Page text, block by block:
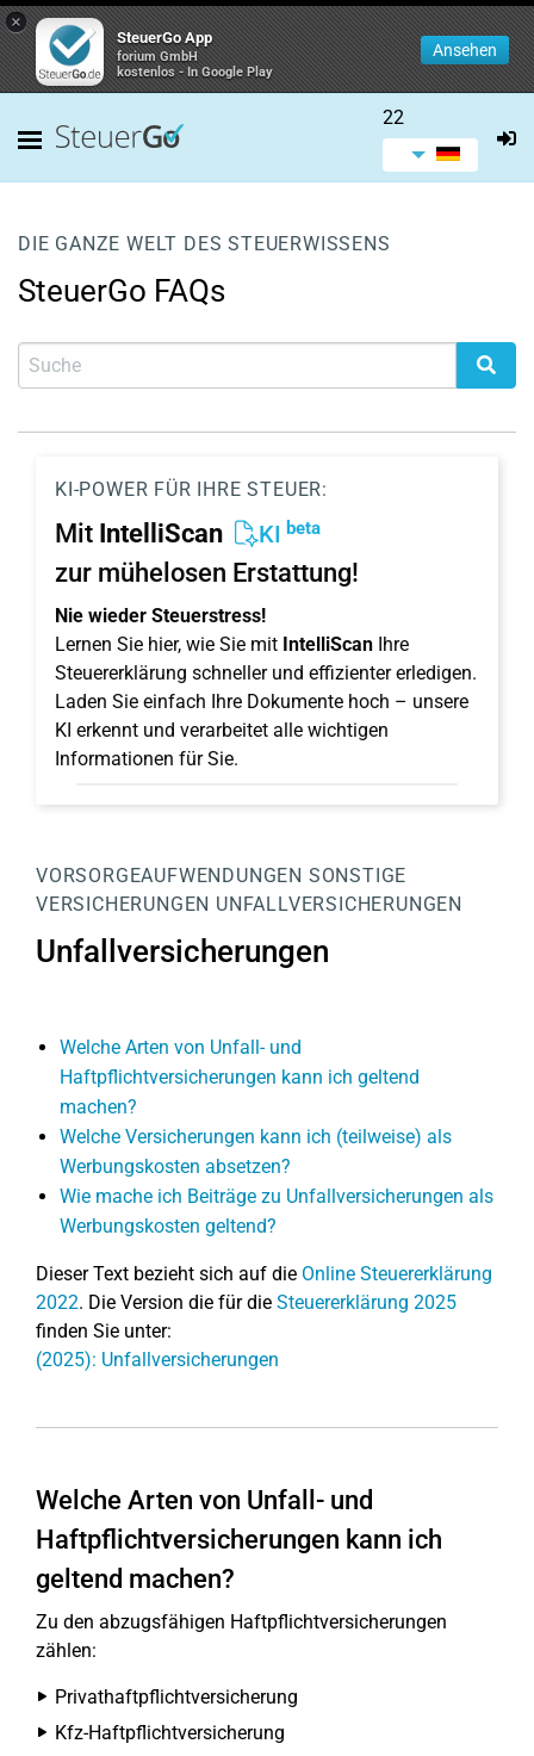
×
SteuerGo App
forium GmbH
kostenlos - In Google Play
Ansehen
22
DIE GANZE WELT DES STEUERWISSENS
SteuerGo FAQs
KI-POWER FÜR IHRE STEUER:
Mit IntelliScan KI beta
zur mühelosen Erstattung!
Nie wieder Steuerstress!
Lernen Sie hier, wie Sie mit IntelliScan Ihre
Steuererklärung schneller und effizienter erledigen.
Laden Sie einfach Ihre Dokumente hoch – unsere
KI erkennt und verarbeitet alle wichtigen
Informationen für Sie.
VORSORGEAUFWENDUNGEN SONSTIGE
VERSICHERUNGEN UNFALLVERSICHERUNGEN
Unfallversicherungen
Welche Arten von Unfall- und
Haftpflichtversicherungen kann ich geltend
machen?
Welche Versicherungen kann ich (teilweise) als
Werbungskosten absetzen?
Wie mache ich Beiträge zu Unfallversicherungen als
Werbungskosten geltend?
Dieser Text bezieht sich auf die Online Steuererklärung
2022. Die Version die für die Steuererklärung 2025
finden Sie unter:
(2025): Unfallversicherungen
Welche Arten von Unfall- und
Haftpflichtversicherungen kann ich
geltend machen?
Zu den abzugsfähigen Haftpflichtversicherungen
zählen:
Privathaftpflichtversicherung
Kfz-Haftpflichtversicherung